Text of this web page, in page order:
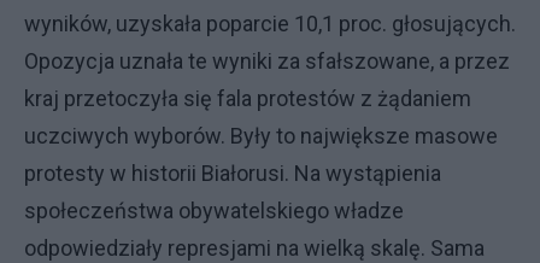
wyników, uzyskała poparcie 10,1 proc. głosujących.
Opozycja uznała te wyniki za sfałszowane, a przez
kraj przetoczyła się fala protestów z żądaniem
uczciwych wyborów. Były to największe masowe
protesty w historii Białorusi. Na wystąpienia
społeczeństwa obywatelskiego władze
odpowiedziały represjami na wielką skalę. Sama